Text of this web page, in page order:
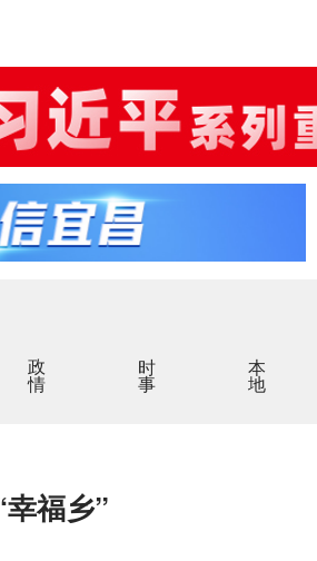
政情 时事 本地
福乡”